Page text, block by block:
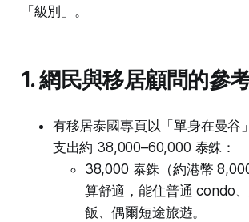
「級別」。
1. 網民與移居顧問的參
有移居泰國專頁以「單身在曼谷
支出約 38,000–60,000 泰銖：
38,000 泰銖（約港幣
算舒適，能住普通 condo
飯、偶爾短途旅遊。